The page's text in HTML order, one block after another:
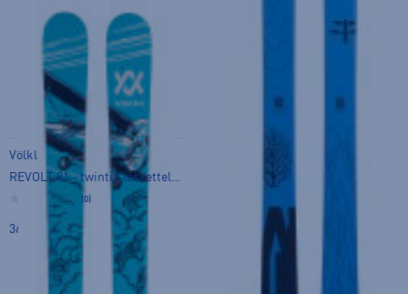
Völkl
(0)
360,00 €